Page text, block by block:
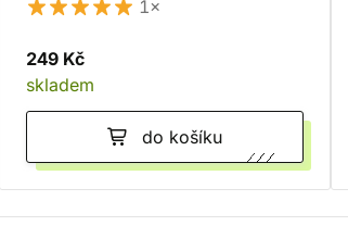
1×
249 Kč
skladem
do košíku